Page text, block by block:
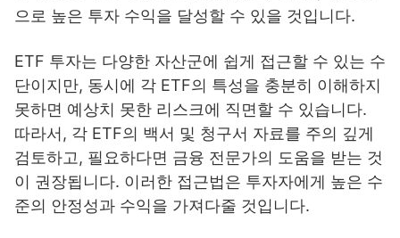
으로 높은 투자 수익을 달성할 수 있을 것입니다.
ETF 투자는 다양한 자산군에 쉽게 접근할 수 있는 수
단이지만, 동시에 각 ETF의 특성을 충분히 이해하지
못하면 예상치 못한 리스크에 직면할 수 있습니다.
따라서, 각 ETF의 백서 및 청구서 자료를 주의 깊게
검토하고, 필요하다면 금융 전문가의 도움을 받는 것
이 권장됩니다. 이러한 접근법은 투자자에게 높은 수
준의 안정성과 수익을 가져다줄 것입니다.